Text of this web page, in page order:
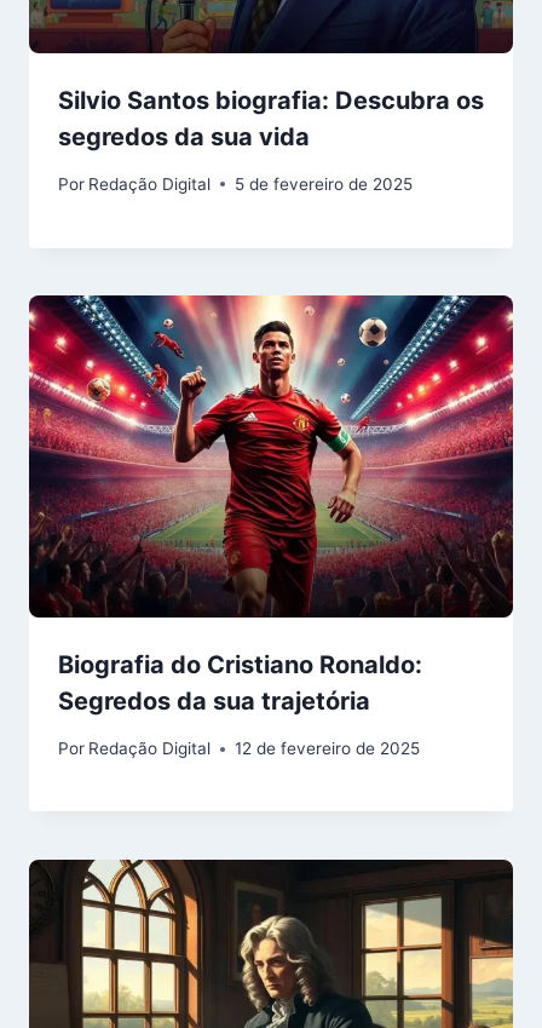
Silvio Santos biografia: Descubra os
segredos da sua vida
Por Redação Digital 5 de fevereiro de 2025
Biografia do Cristiano Ronaldo:
Segredos da sua trajetória
Por Redação Digital 12 de fevereiro de 2025